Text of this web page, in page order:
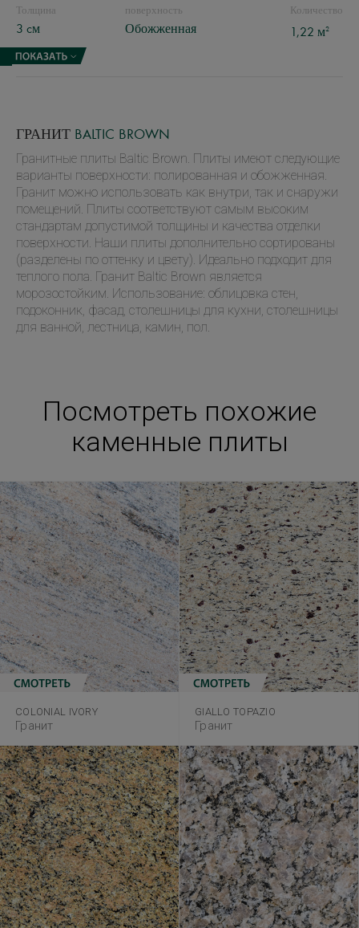
Толщина
3 cм
поверхность
Обожженная
Количество
1,22 м2
ГРАНИТ BALTIC BROWN
Гранитные плиты Baltic Brown. Плиты имеют следующие
варианты поверхности: полированная и обожженная.
Гранит можно использовать как внутри, так и снаружи
помещений. Плиты соответствуют самым высоким
стандартам допустимой толщины и качества отделки
поверхности. Наши плиты дополнительно сортированы
(разделены по оттенку и цвету). Идеально подходит для
теплого пола. Гранит Baltic Brown является
морозостойким. Использование: oблицовка стен,
подоконник, фасад, столешницы для кухни, столешницы
для ванной, лестница, камин, пол.
Посмотреть похожие
каменные плиты
COLONIAL IVORY
Гранит
GIALLO TOPAZIO
Гранит